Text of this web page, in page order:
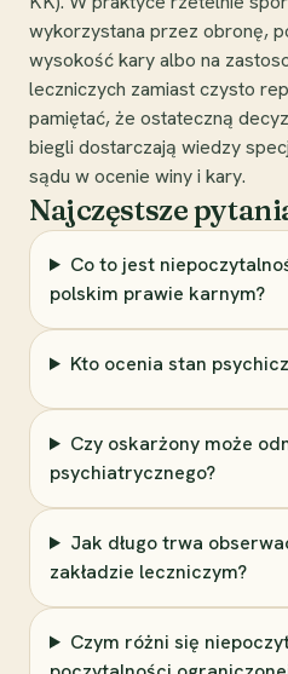
wykorzystana przez obronę,
wysokość kary albo na
leczniczych zamiast czysto
pamiętać, że ostateczną
biegli dostarczają wiedzy
sądu w ocenie winy i kary.
Najczęstsze
Co to jest
polskim prawie karnym?
Kto ocenia stan
Czy oskarżony może
psychiatrycznego?
Jak długo trwa
zakładzie leczniczym?
Czym różni się